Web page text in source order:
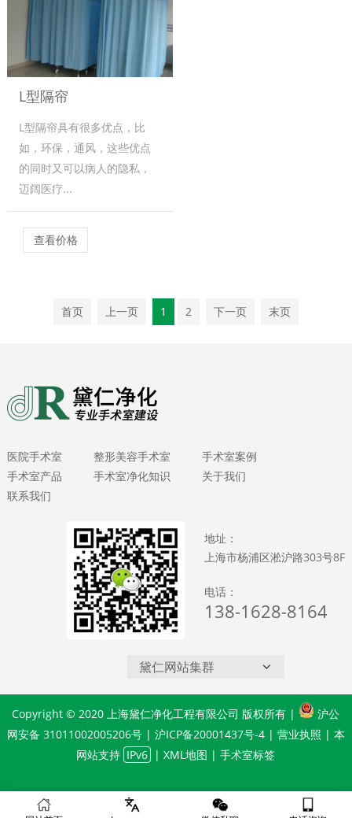
L型隔帘
L型隔帘具有很多优点，比
如，环保，通风，这些优点
的同时又可以病人的隐私，
迈阔医疗...
查看价格
首页 上一页 1 2 下一页 末页
医院手术室 整形美容手术室
手术室案例
手术室产品
手术室净化知识
关于我们
联系我们
地址：
上海市杨浦区淞沪路303号8F
电话：
138-1628-8164
黛仁网站集群
Copyright © 2020 上海黛仁净化工程有限公司 版权所有 |
沪公
网安备 31011002005206号| 沪ICP备20001437号-4| 营业执照 | 本
网站支持 IPv6 |XML地图 |手术室标签